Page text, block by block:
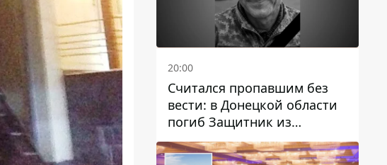
20:00
Считался пропавшим без
вести: в Донецкой области
погиб Защитник из
Каменского Антон
Красовский